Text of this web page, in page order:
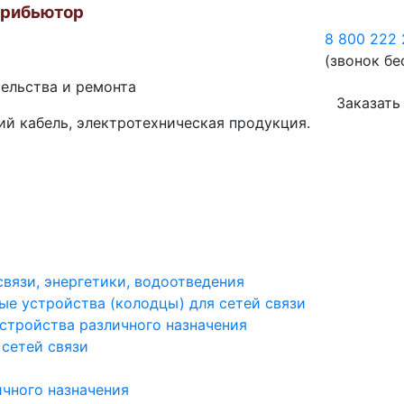
и ремонта
кабель, электротехническая продукция.
8 800 222
(звонок
энергетики, водоотведения
устройства (колодцы) для сетей связи
различного назначения
связи
назначения